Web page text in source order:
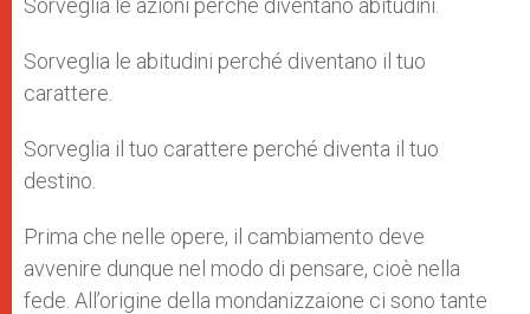
Sorveglia le azioni perché diventano abitudini.
Sorveglia le abitudini perché diventano il tuo
carattere.
Sorveglia il tuo carattere perché diventa il tuo
destino.
Prima che nelle opere, il cambiamento deve
avvenire dunque nel modo di pensare, cioè nella
fede. All’origine della mondanizzaione ci sono tante